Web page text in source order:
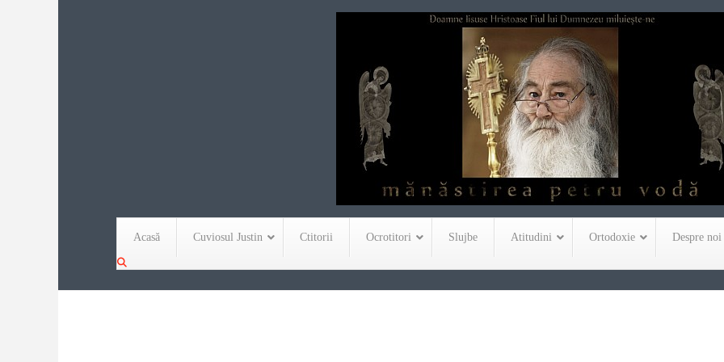
Acasă Cuviosul Justin Ctitorii Ocrotitori Slujbe Atitudini Ortodoxie Despre noi